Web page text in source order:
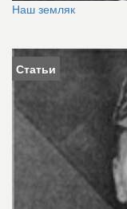
Наш земляк
Статьи